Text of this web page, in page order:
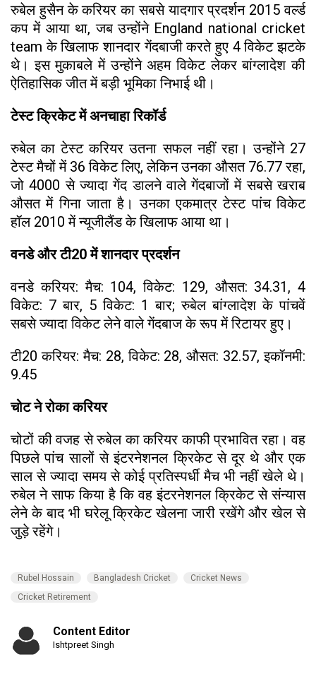
रुबेल हुसैन के करियर का सबसे यादगार प्रदर्शन 2015 वर्ल्ड
कप में आया था, जब उन्होंने England national cricket
team के खिलाफ शानदार गेंदबाजी करते हुए 4 विकेट झटके
थे। इस मुकाबले में उन्होंने अहम विकेट लेकर बांग्लादेश की
ऐतिहासिक जीत में बड़ी भूमिका निभाई थी।
टेस्ट क्रिकेट में अनचाहा रिकॉर्ड
रुबेल का टेस्ट करियर उतना सफल नहीं रहा। उन्होंने 27
टेस्ट मैचों में 36 विकेट लिए, लेकिन उनका औसत 76.77 रहा,
जो 4000 से ज्यादा गेंद डालने वाले गेंदबाजों में सबसे खराब
औसत में गिना जाता है। उनका एकमात्र टेस्ट पांच विकेट
हॉल 2010 में न्यूजीलैंड के खिलाफ आया था।
वनडे और टी20 में शानदार प्रदर्शन
वनडे करियर: मैच: 104, विकेट: 129, औसत: 34.31, 4
विकेट: 7 बार, 5 विकेट: 1 बार; रुबेल बांग्लादेश के पांचवें
सबसे ज्यादा विकेट लेने वाले गेंदबाज के रूप में रिटायर हुए।
टी20 करियर: मैच: 28, विकेट: 28, औसत: 32.57, इकॉनमी:
9.45
चोट ने रोका करियर
चोटों की वजह से रुबेल का करियर काफी प्रभावित रहा। वह
पिछले पांच सालों से इंटरनेशनल क्रिकेट से दूर थे और एक
साल से ज्यादा समय से कोई प्रतिस्पर्धी मैच भी नहीं खेले थे।
रुबेल ने साफ किया है कि वह इंटरनेशनल क्रिकेट से संन्यास
लेने के बाद भी घरेलू क्रिकेट खेलना जारी रखेंगे और खेल से
जुड़े रहेंगे।
Rubel Hossain Bangladesh Cricket
Cricket News
Cricket Retirement
Content Editor
Ishtpreet Singh